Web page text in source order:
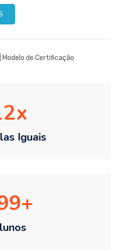
Modelo de Certificação
Iguais